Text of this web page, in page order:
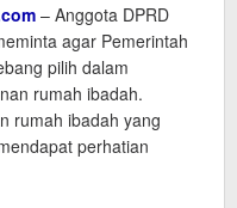
– Anggota DPRD
agar Pemerintah
pilih dalam
rumah ibadah.
rumah ibadah yang
perhatian